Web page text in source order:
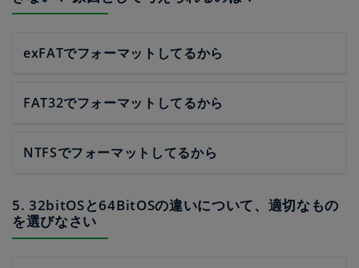
exFATでフォーマットしてるから
FAT32でフォーマットしてるから
NTFSでフォーマットしてるから
5. 32bitOSと64BitOSの違いについて、適切なもの
を選びなさい